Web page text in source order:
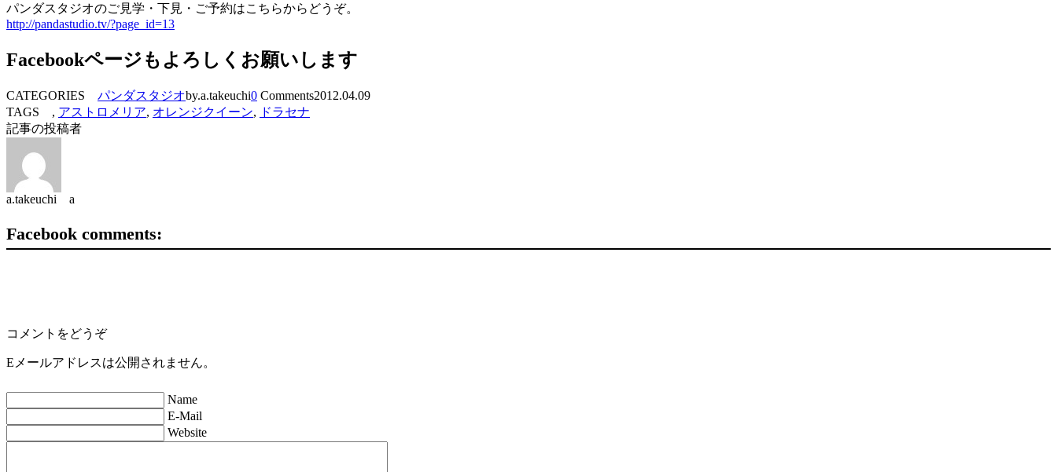
パンダスタジオのご見学・下見・ご予約はこちらからどうぞ。
http://pandastudio.tv/?page_id=13
Facebookページもよろしくお願いします
CATEGORIES パンダスタジオby.a.takeuchi0 Comments2012.04.09
TAGS , アストロメリア, オレンジクイーン, ドラセナ
記事の投稿者
a.takeuchi a
Facebook comments:
コメントをどうぞ
Eメールアドレスは公開されません。
Name
E-Mail
Website